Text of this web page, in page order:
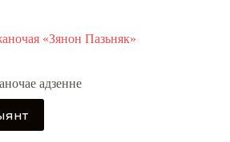
«Зянон Пазьняк»
адзенне